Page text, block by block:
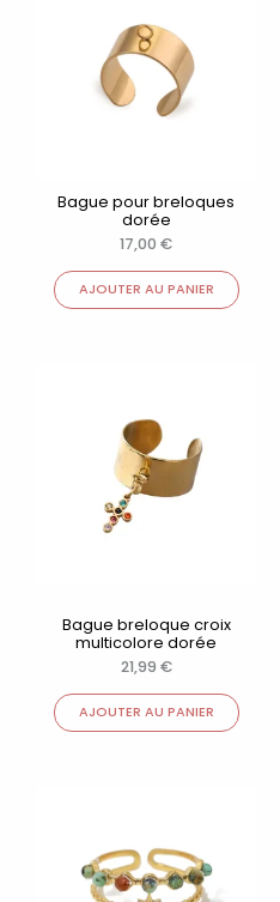
Bague pour breloques
dorée
17,00 €
AJOUTER AU PANIER
Bague breloque croix
multicolore dorée
21,99 €
AJOUTER AU PANIER